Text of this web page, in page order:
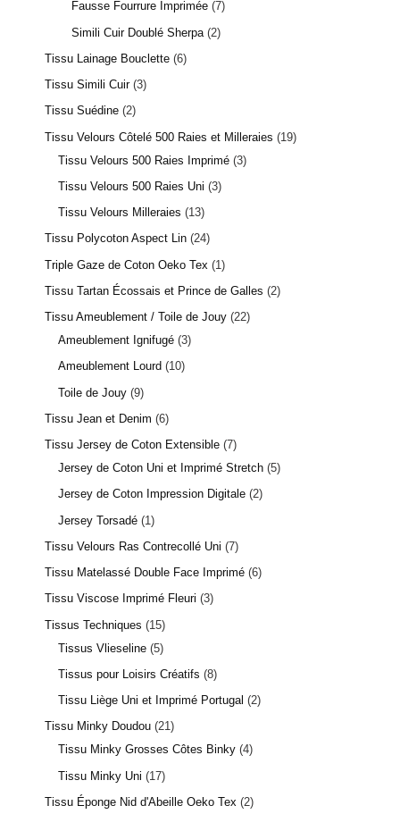
Fausse Fourrure Imprimée 7
Simili Cuir Doublé Sherpa 2
Tissu Lainage Bouclette 6
Tissu Simili Cuir 3
Tissu Suédine 2
Tissu Velours Côtelé 500 Raies et Milleraies
19
Tissu Velours 500 Raies Imprimé 3
Tissu Velours 500 Raies Uni 3
Tissu Velours Milleraies
13
Tissu Polycoton Aspect Lin 24
Triple Gaze de Coton Oeko Tex
1
Tissu Tartan Écossais et Prince de Galles
2
Tissu Ameublement / Toile de Jouy 22
Ameublement Ignifugé 3
Ameublement Lourd
10
Toile de Jouy 9
Tissu Jean et Denim 6
Tissu Jersey de Coton Extensible 7
Jersey de Coton Uni et Imprimé Stretch 5
Jersey de Coton Impression Digitale 2
Jersey Torsadé 1
Tissu Velours Ras Contrecollé Uni 7
Tissu Matelassé Double Face Imprimé 6
Tissu Viscose Imprimé Fleuri 3
Tissus Techniques
15
Tissus Vlieseline 5
Tissus pour Loisirs Créatifs 8
Tissu Liège Uni et Imprimé Portugal
2
Tissu Minky Doudou 21
Tissu Minky Grosses Côtes Binky 4
Tissu Minky Uni
17
Tissu Éponge Nid d'Abeille Oeko Tex
2